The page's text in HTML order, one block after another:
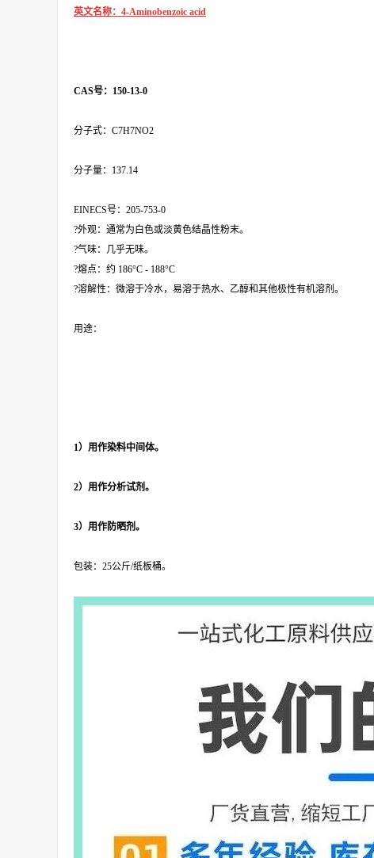
英文名称：4-Aminobenzoic acid
CAS号：150-13-0
分子式：C7H7NO2
分子量：137.14
EINECS号：205-753-0
?外观：通常为白色或淡黄色结晶性粉末。
?气味：几乎无味。
?熔点：约 186°C - 188°C
?溶解性：微溶于冷水，易溶于热水、乙醇和其他极性有机溶剂。
用途：
1）用作染料中间体。
2）用作分析试剂。
3）用作防晒剂。
包装：25公斤/纸板桶。